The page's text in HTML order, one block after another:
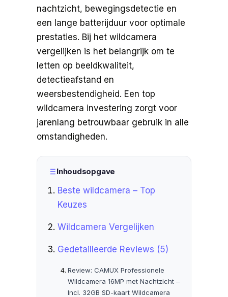
nachtzicht, bewegingsdetectie en
een lange batterijduur voor optimale
prestaties. Bij het wildcamera
vergelijken is het belangrijk om te
letten op beeldkwaliteit,
detectieafstand en
weersbestendigheid. Een top
wildcamera investering zorgt voor
jarenlang betrouwbaar gebruik in alle
omstandigheden.
Inhoudsopgave
Beste wildcamera – Top
Keuzes
Wildcamera Vergelijken
Gedetailleerde Reviews (5)
Review: CAMUX Professionele
Wildcamera 16MP met Nachtzicht –
Incl. 32GB SD-kaart Wildcamera